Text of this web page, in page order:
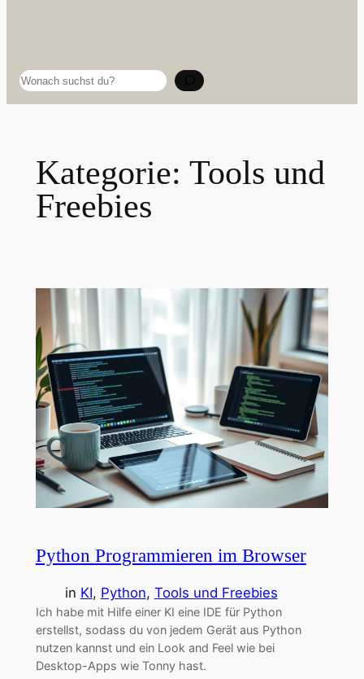
Suchen
Kategorie: Tools und
Freebies
Python Programmieren im Browser
in KI, Python, Tools und Freebies
Ich habe mit Hilfe einer KI eine IDE für Python
erstellst, sodass du von jedem Gerät aus Python
nutzen kannst und ein Look and Feel wie bei
Desktop-Apps wie Tonny hast.